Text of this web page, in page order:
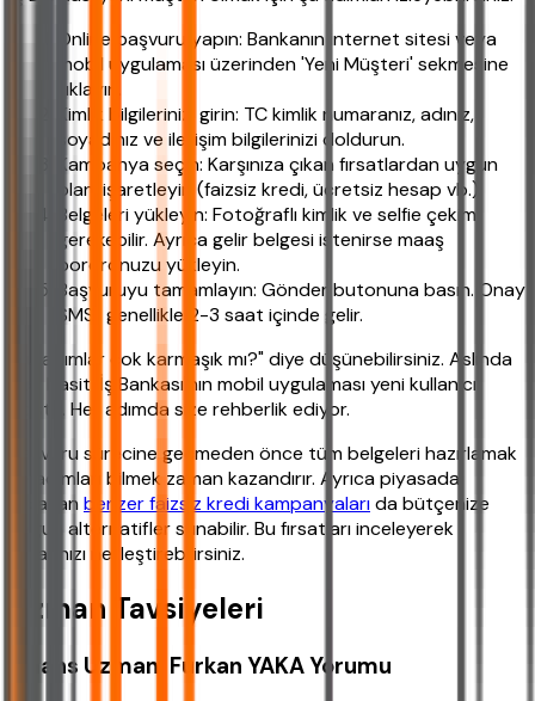
Online başvuru yapın: Bankanın internet sitesi veya
mobil uygulaması üzerinden 'Yeni Müşteri' sekmesine
tıklayın.
Kimlik bilgilerinizi girin: TC kimlik numaranız, adınız,
soyadınız ve iletişim bilgilerinizi doldurun.
Kampanya seçin: Karşınıza çıkan fırsatlardan uygun
olanı işaretleyin (faizsiz kredi, ücretsiz hesap vb.).
Belgeleri yükleyin: Fotoğraflı kimlik ve selfie çekimi
gerekebilir. Ayrıca gelir belgesi istenirse maaş
bordronuzu yükleyin.
Başvuruyu tamamlayın: Gönder butonuna basın. Onay
SMS'i genellikle 2-3 saat içinde gelir.
"Bu adımlar çok karmaşık mı?" diye düşünebilirsiniz. Aslında
çok basit. İş Bankası'nın mobil uygulaması yeni kullanıcı
dostu. Her adımda size rehberlik ediyor.
Başvuru sürecine geçmeden önce tüm belgeleri hazırlamak
ve adımları bilmek zaman kazandırır. Ayrıca piyasada
dolaşanbenzer faizsiz kredi kampanyalarıda bütçenize
uygun alternatifler sunabilir. Bu fırsatları inceleyerek
kararınızı netleştirebilirsiniz.
Uzman Tavsiyeleri
Finans Uzmanı Furkan YAKA Yorumu